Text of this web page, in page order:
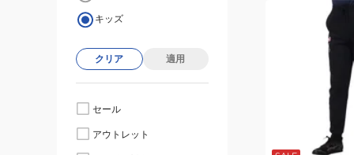
キッズ
クリア 適用
セール
アウトレット